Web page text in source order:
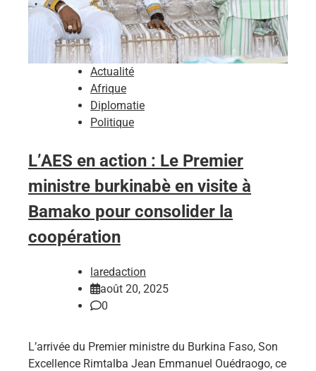
Actualité
Afrique
Diplomatie
Politique
L’AES en action : Le Premier
ministre burkinabè en visite à
Bamako pour consolider la
coopération
laredaction
août 20, 2025
0
L’arrivée du Premier ministre du Burkina Faso, Son
Excellence Rimtalba Jean Emmanuel Ouédraogo, ce